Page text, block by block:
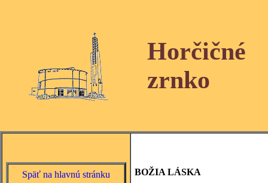
Horčičné
zrnko
Späť na hlavnú stránku BOŽIA LÁSKA